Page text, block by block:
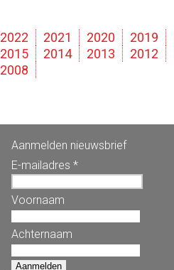
2022 2021 2020
2019
2015 2014 2013
2012
2008
Aanmelden nieuwsbrief
E-mailadres *
Voornaam
Achternaam